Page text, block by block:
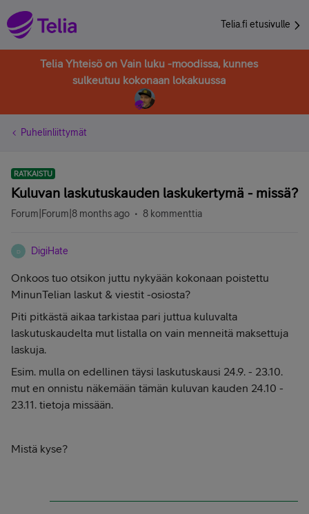
Telia.fi etusivulle
Telia Yhteisö on Vain luku -moodissa, kunnes
sulkeutuu kokonaan lokakuussa
Puhelinliittymät
RATKAISTU
Kuluvan laskutuskauden laskukertymä - missä?
Forum|Forum|8 months ago 8 kommenttia
D DigiHate
Onkoos tuo otsikon juttu nykyään kokonaan poistettu
MinunTelian laskut & viestit -osiosta?
Piti pitkästä aikaa tarkistaa pari juttua kuluvalta
laskutuskaudelta mut listalla on vain menneitä maksettuja
laskuja.
Esim. mulla on edellinen täysi laskutuskausi 24.9. - 23.10.
mut en onnistu näkemään tämän kuluvan kauden 24.10 -
23.11. tietoja missään.
Mistä kyse?